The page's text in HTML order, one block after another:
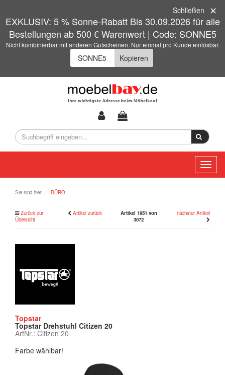
EXKLUSIV: 5 % Sonne-Rabatt Bis 30.09.2026 für alle
Bestellungen ab 500 € Warenwert | Code: SONNE5
Nicht kombinierbar mit anderen Gutscheinen. Nur einmal pro Kunde einlösbar.
Kopieren
Schließen
Sie sind hier: BÜRO
Zurück zur
Übersicht
Artikel zurück
Artikel 1951 von
3072
nächster Artikel
Topstar
Topstar Drehstuhl Citizen 20
ArtNr.: Citizen 20
Farbe wählbar!